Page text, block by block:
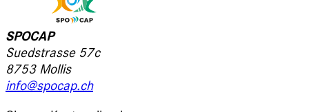
SPOCAP
Suedstrasse 57c
8753 Mollis
info@spocap.ch